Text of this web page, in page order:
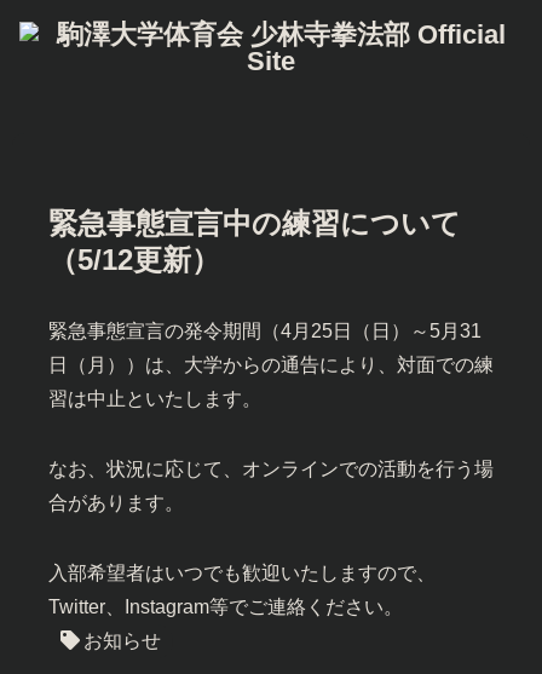
緊急事態宣言中の練習について
（5/12更新）
緊急事態宣言の発令期間（4月25日（日）～5月31
日（月））は、大学からの通告により、対面での練
習は中止といたします。
なお、状況に応じて、オンラインでの活動を行う場
合があります。
入部希望者はいつでも歓迎いたしますので、
Twitter、Instagram等でご連絡ください。
お知らせ